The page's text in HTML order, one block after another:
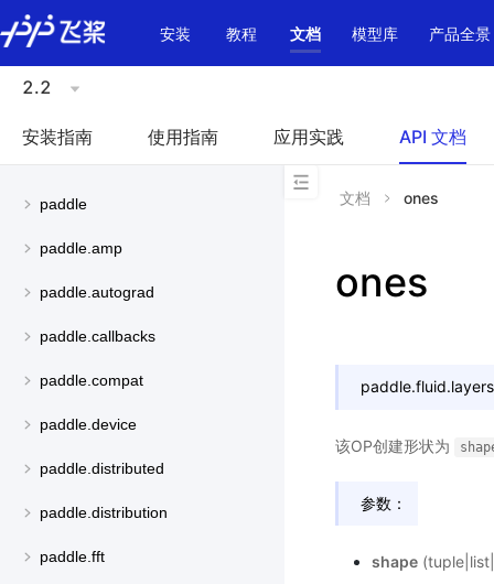
\u200E
安装
教程 文档 模型库 产品全景
2.2
安装指南 使用指南 应用实践 API 文档
paddle
paddle.amp
paddle.autograd
paddle.callbacks
paddle.compat
paddle.device
paddle.distributed
paddle.distribution
paddle.fft
文档 ones
ones
该OP创建形状为
参数：
shape